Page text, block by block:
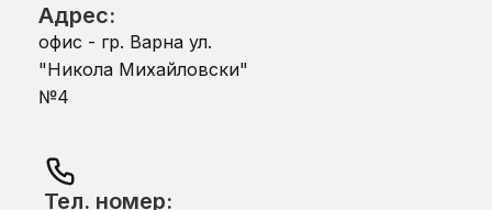
Адрес:
офис - гр. Варна ул.
"Никола Михайловски"
№4
Тел. номер: